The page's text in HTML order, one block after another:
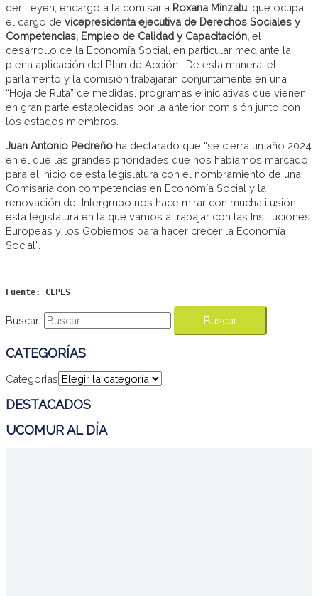
der Leyen, encargó a la comisaria Roxana Mînzatu , que ocupa
el cargo de vicepresidenta ejecutiva de Derechos Sociales y
Competencias, Empleo de Calidad y Capacitación, el
desarrollo de la Economía Social, en particular mediante la
plena aplicación del Plan de Acción. De esta manera, el
parlamento y la comisión trabajarán conjuntamente en una
“Hoja de Ruta” de medidas, programas e iniciativas que vienen
en gran parte establecidas por la anterior comisión junto con
los estados miembros.
Juan Antonio Pedreño ha declarado que “se cierra un año 2024
en el que las grandes prioridades que nos habíamos marcado
para el inicio de esta legislatura con el nombramiento de una
Comisaria con competencias en Economía Social y la
renovación del Intergrupo nos hace mirar con mucha ilusión
esta legislatura en la que vamos a trabajar con las Instituciones
Europeas y los Gobiernos para hacer crecer la Economía
Social”.
Fuente: CEPES
Buscar:
CATEGORÍAS
CategorÍas
DESTACADOS
UCOMUR AL DÍA